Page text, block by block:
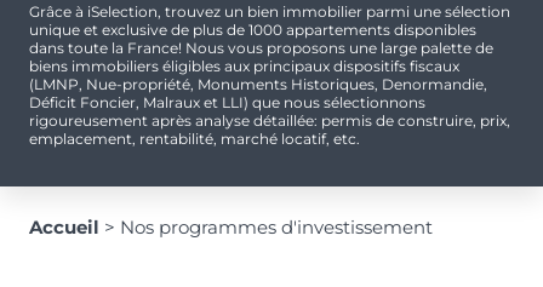
Grâce à iSelection, trouvez un bien immobilier parmi une sélection
unique et exclusive de plus de 1000 appartements disponibles
dans toute la France! Nous vous proposons une large palette de
biens immobiliers éligibles aux principaux dispositifs fiscaux
(LMNP, Nue-propriété, Monuments Historiques, Denormandie,
Déficit Foncier, Malraux et LLI) que nous sélectionnons
rigoureusement après analyse détaillée: permis de construire, prix,
emplacement, rentabilité, marché locatif, etc.
Accueil > Nos programmes d'investissement